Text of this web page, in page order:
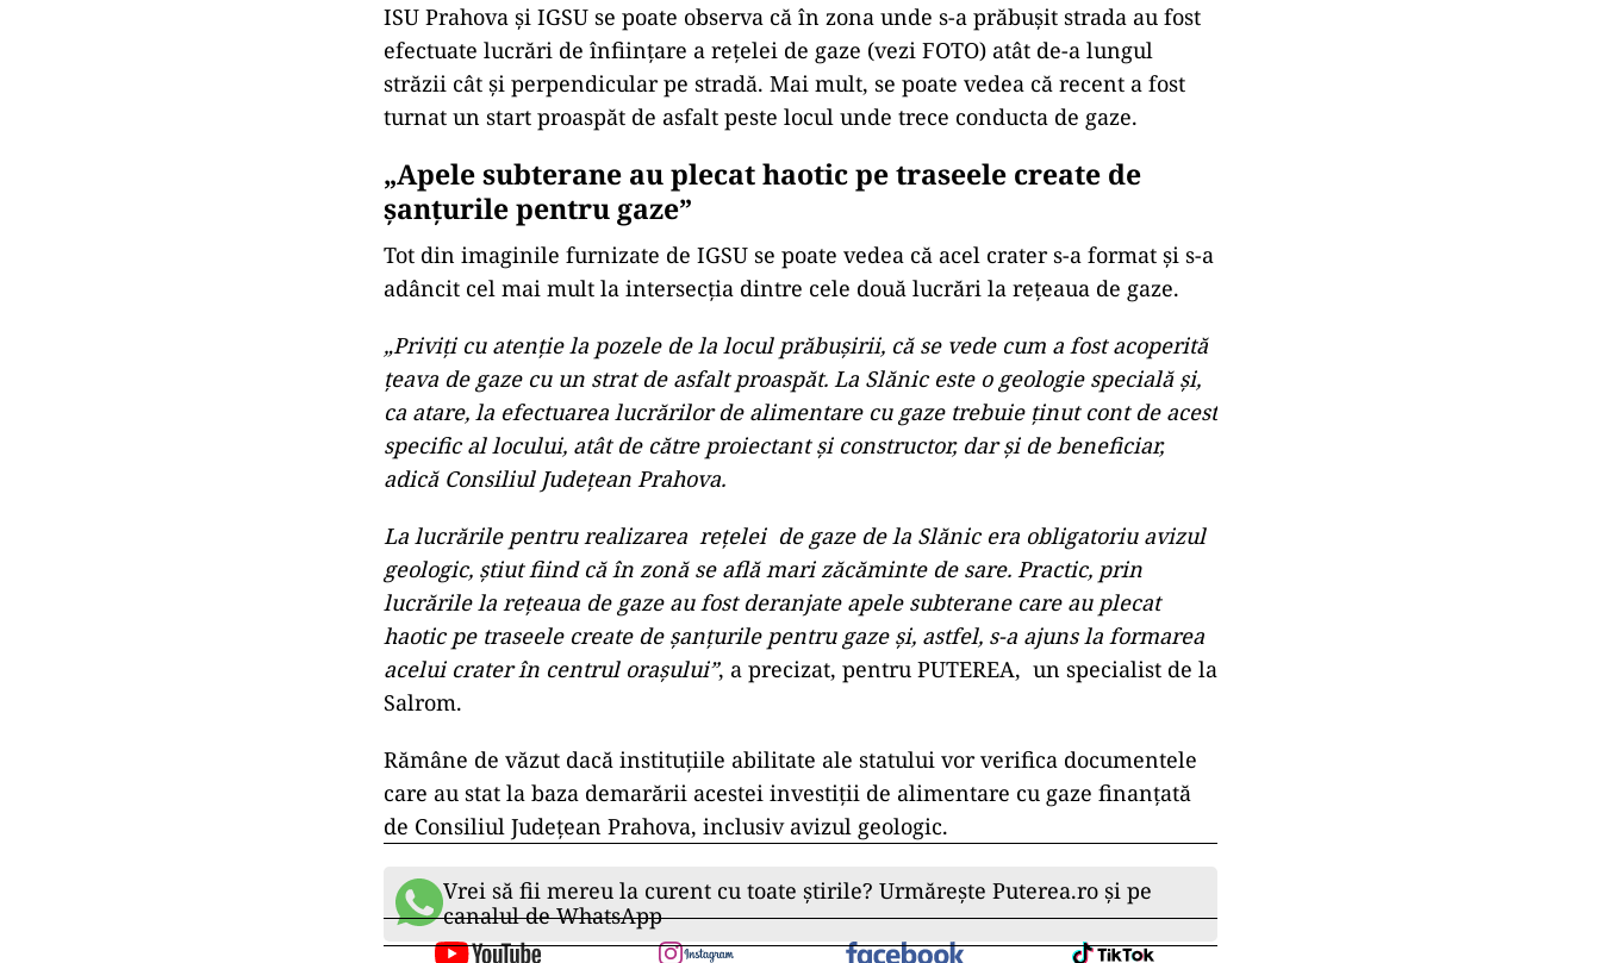
ISU Prahova și IGSU se poate observa că în zona unde s-a prăbușit strada au fost
efectuate lucrări de înființare a rețelei de gaze (vezi FOTO) atât de-a lungul
străzii cât și perpendicular pe stradă. Mai mult, se poate vedea că recent a fost
turnat un start proaspăt de asfalt peste locul unde trece conducta de gaze.
„Apele subterane au plecat haotic pe traseele create de
șanțurile pentru gaze”
Tot din imaginile furnizate de IGSU se poate vedea că acel crater s-a format și s-a
adâncit cel mai mult la intersecția dintre cele două lucrări la rețeaua de gaze.
„Priviți cu atenție la pozele de la locul prăbușirii, că se vede cum a fost acoperită
țeava de gaze cu un strat de asfalt proaspăt. La Slănic este o geologie specială și,
ca atare, la efectuarea lucrărilor de alimentare cu gaze trebuie ținut cont de acest
specific al locului, atât de către proiectant și constructor, dar și de beneficiar,
adică Consiliul Județean Prahova.
La lucrările pentru realizarea rețelei de gaze de la Slănic era obligatoriu avizul
geologic, știut fiind că în zonă se află mari zăcăminte de sare. Practic, prin
lucrările la rețeaua de gaze au fost deranjate apele subterane care au plecat
haotic pe traseele create de șanțurile pentru gaze și, astfel, s-a ajuns la formarea
acelui crater în centrul orașului”, a precizat, pentru PUTEREA, un specialist de la
Salrom.
Rămâne de văzut dacă instituțiile abilitate ale statului vor verifica documentele
care au stat la baza demarării acestei investiții de alimentare cu gaze finanțată
de Consiliul Județean Prahova, inclusiv avizul geologic.
Vrei să fii mereu la curent cu toate știrile? Urmărește Puterea.ro și pe
canalul de WhatsApp